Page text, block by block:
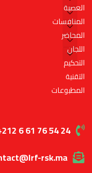
العصبة
المنافسات
المحاضر
اللجان
التحكيم
التقنية
المطبوعات
6 61 76 54 24
rsk.ma